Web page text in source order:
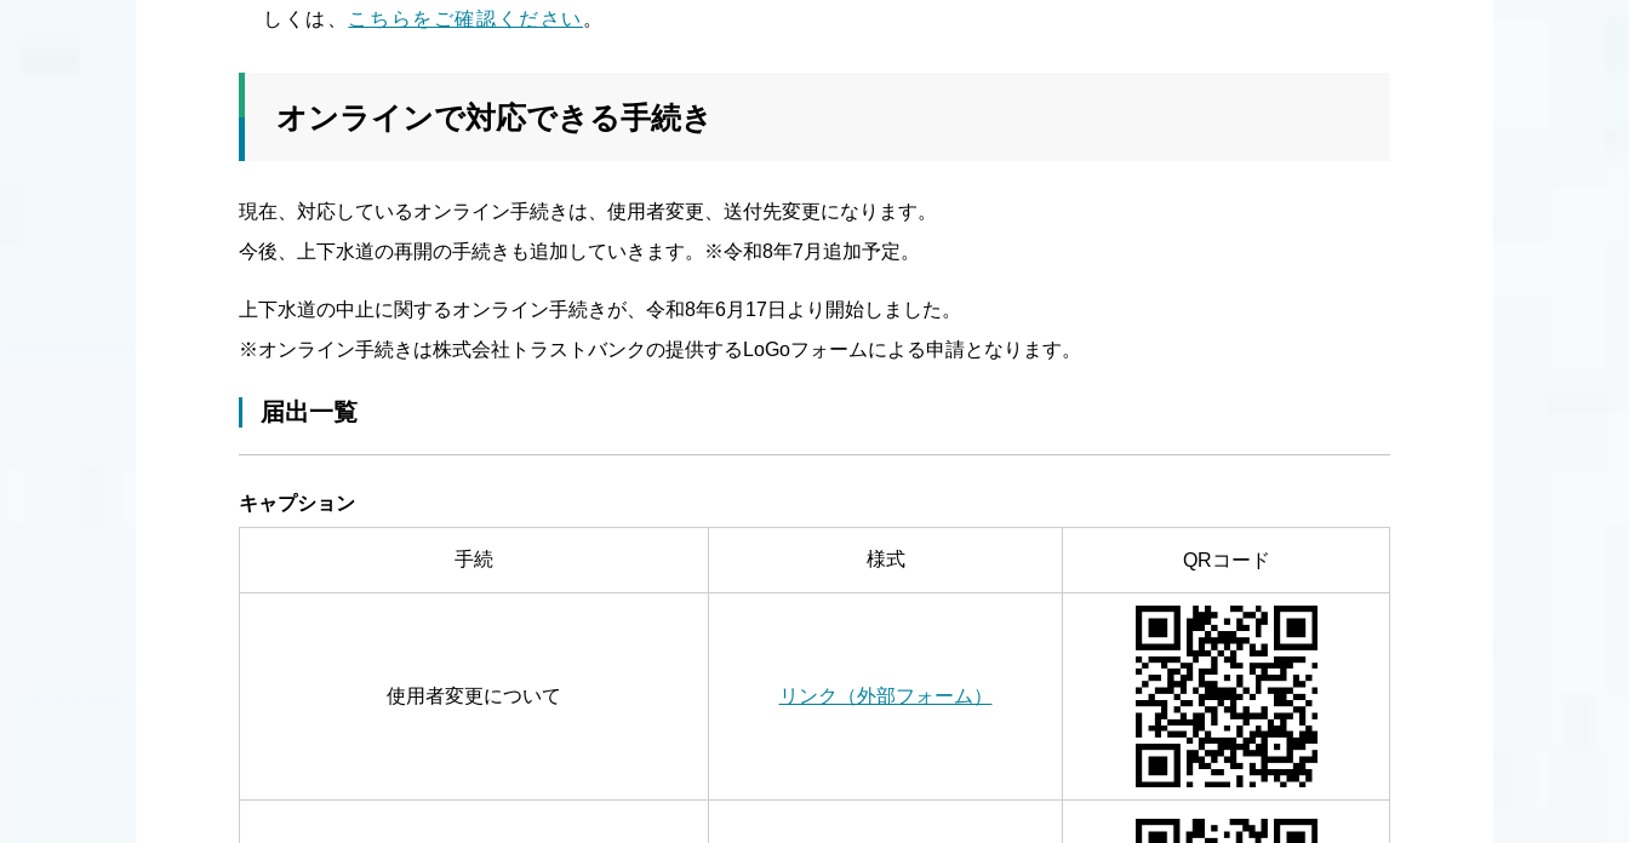
しくは、 こちらをご確認ください 。
オンラインで対応できる手続き
現在、対応しているオンライン手続きは、使用者変更、送付先変更になります。
今後、上下水道の再開の手続きも追加していきます。※令和8年7月追加予定。
上下水道の中止に関するオンライン手続きが、令和8年6月17日より開始しました。
※オンライン手続きは株式会社トラストバンクの提供するLoGoフォームによる申請となります。
届出一覧
キャプション
手続 様式 QRコード
使用者変更について リンク（外部フォーム）